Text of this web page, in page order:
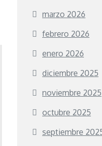
marzo 2026
febrero 2026
enero 2026
diciembre 2025
noviembre 2025
octubre 2025
septiembre